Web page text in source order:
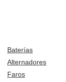
Baterías
Alternadores
Faros